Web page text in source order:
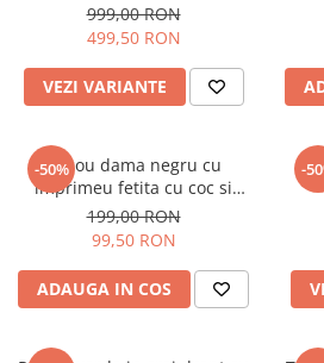
999,00 RON
499,50 RON
VEZI VARIANTE
-50%
Tricou dama negru cu
imprimeu fetita cu coc si
ochelari albastrii
199,00 RON
99,50 RON
ADAUGA IN COS
-